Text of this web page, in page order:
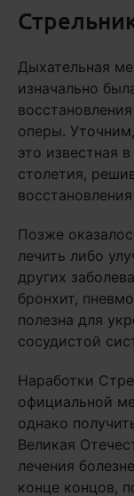
Дыхательная
изначально
оперы.
это известная
столетия,
Позже
лечить либо
других
бронхит,
полезна для
сосудистой
Наработки
официальной
однако
Великая
лечения
конце концов,